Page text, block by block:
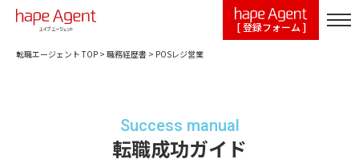
[ 登録フォーム ]
転職エージェント TOP > 職務経歴書 > POSレジ営業
Success manual
転職成功ガイド